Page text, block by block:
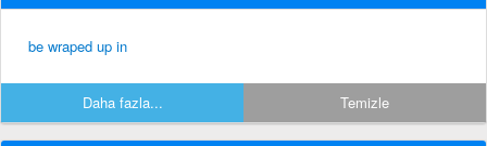
be wraped up in
Daha fazla... Temizle